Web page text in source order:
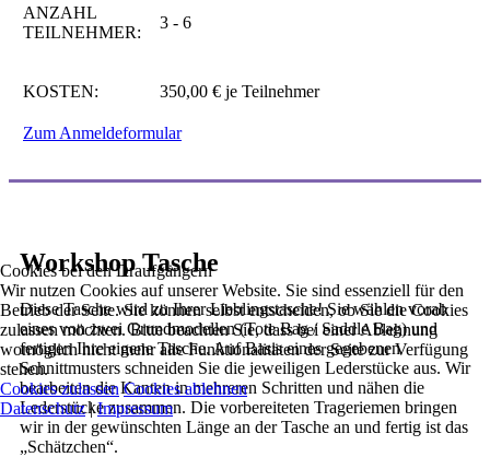
ANZAHL
TEILNEHMER:
3 - 6
KOSTEN: 350,00 € je Teilnehmer
Zum Anmeldeformular
Workshop Tasche
Diese Tasche wird zu Ihrer Lieblingstasche! Sie wählen vorab
eines von zwei Grundmodellen (Tote Bag / Saddle Bag) und
fertigen Ihre eigene Tasche. Auf Basis eines gegebenen
Schnittmusters schneiden Sie die jeweiligen Lederstücke aus. Wir
bearbeiten die Kanten in mehreren Schritten und nähen die
Lederstücke zusammen. Die vorbereiteten Trageriemen bringen
wir in der gewünschten Länge an der Tasche an und fertig ist das
„Schätzchen“.
Cookies bei den Draufgängern
Wir nutzen Cookies auf unserer Website. Sie sind essenziell für den
Betrieb der Seite. Sie können selbst entscheiden, ob Sie die Cookies
zulassen möchten. Bitte beachten Sie, dass bei einer Ablehnung
womöglich nicht mehr alle Funktionalitäten der Seite zur Verfügung
stehen.
Cookies zulassen Cookies ablehnen
Datenschutz|Impressum